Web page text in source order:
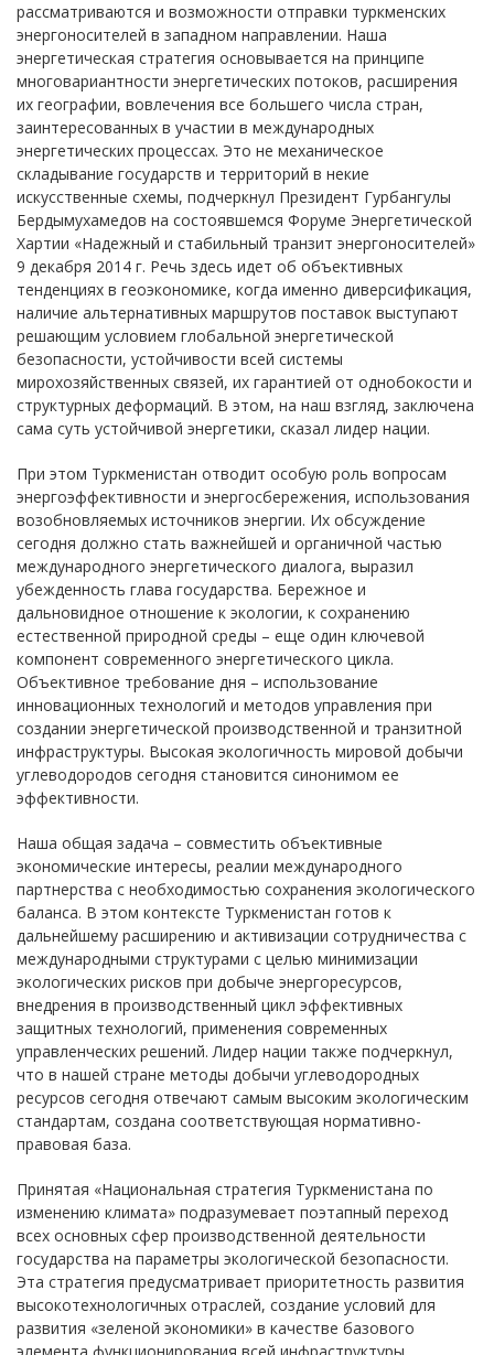
рассматриваются и возможности отправки туркменских
энергоносителей в западном направлении. Наша
энергетическая стратегия основывается на принципе
многовариантности энергетических потоков, расширения
их географии, вовлечения все большего числа стран,
заинтересованных в участии в международных
энергетических процессах. Это не механическое
складывание государств и территорий в некие
искусственные схемы, подчеркнул Президент Гурбангулы
Бердымухамедов на состоявшемся Форуме Энергетической
Хартии «Надежный и стабильный транзит энергоносителей»
9 декабря 2014 г. Речь здесь идет об объективных
тенденциях в геоэкономике, когда именно диверсификация,
наличие альтернативных маршрутов поставок выступают
решающим условием глобальной энергетической
безопасности, устойчивости всей системы
мирохозяйственных связей, их гарантией от однобокости и
структурных деформаций. В этом, на наш взгляд, заключена
сама суть устойчивой энергетики, сказал лидер нации.
При этом Туркменистан отводит особую роль вопросам
энергоэффективности и энергосбережения, использования
возобновляемых источников энергии. Их обсуждение
сегодня должно стать важнейшей и органичной частью
международного энергетического диалога, выразил
убежденность глава государства. Бережное и
дальновидное отношение к экологии, к сохранению
естественной природной среды – еще один ключевой
компонент современного энергетического цикла.
Объективное требование дня – использование
инновационных технологий и методов управления при
создании энергетической производственной и транзитной
инфраструктуры. Высокая экологичность мировой добычи
углеводородов сегодня становится синонимом ее
эффективности.
Наша общая задача – совместить объективные
экономические интересы, реалии международного
партнерства с необходимостью сохранения экологического
баланса. В этом контексте Туркменистан готов к
дальнейшему расширению и активизации сотрудничества с
международными структурами с целью минимизации
экологических рисков при добыче энергоресурсов,
внедрения в производственный цикл эффективных
защитных технологий, применения современных
управленческих решений. Лидер нации также подчеркнул,
что в нашей стране методы добычи углеводородных
ресурсов сегодня отвечают самым высоким экологическим
стандартам, создана соответствующая нормативно-
правовая база.
Принятая «Национальная стратегия Туркменистана по
изменению климата» подразумевает поэтапный переход
всех основных сфер производственной деятельности
государства на параметры экологической безопасности.
Эта стратегия предусматривает приоритетность развития
высокотехнологичных отраслей, создание условий для
развития «зеленой экономики» в качестве базового